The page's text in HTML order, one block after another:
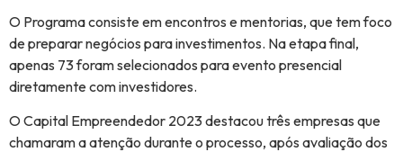
O Programa consiste em encontros e mentorias, que tem foco
de preparar negócios para investimentos. Na etapa final,
apenas 73 foram selecionados para evento presencial
diretamente com investidores.
O Capital Empreendedor 2023 destacou três empresas que
chamaram a atenção durante o processo, após avaliação dos